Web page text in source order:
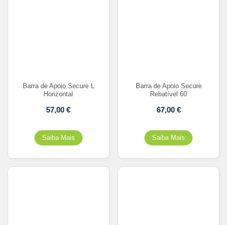
Barra de Apoio Secure L
Horizontal
57,00€
Barra de Apoio Secure
Rebatível 60
67,00 €